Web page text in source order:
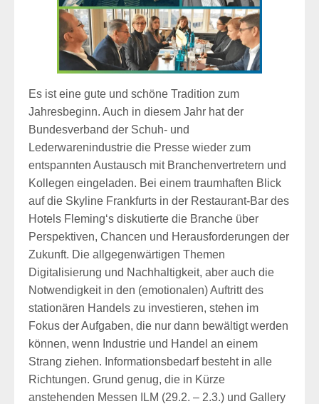
Es ist eine gute und schöne Tradition zum
Jahresbeginn. Auch in diesem Jahr hat der
Bundesverband der Schuh- und
Lederwarenindustrie die Presse wieder zum
entspannten Austausch mit Branchenvertretern und
Kollegen eingeladen. Bei einem traumhaften Blick
auf die Skyline Frankfurts in der Restaurant-Bar des
Hotels Fleming‘s diskutierte die Branche über
Perspektiven, Chancen und Herausforderungen der
Zukunft. Die allgegenwärtigen Themen
Digitalisierung und Nachhaltigkeit, aber auch die
Notwendigkeit in den (emotionalen) Auftritt des
stationären Handels zu investieren, stehen im
Fokus der Aufgaben, die nur dann bewältigt werden
können, wenn Industrie und Handel an einem
Strang ziehen. Informationsbedarf besteht in alle
Richtungen. Grund genug, die in Kürze
anstehenden Messen ILM (29.2. – 2.3.) und Gallery